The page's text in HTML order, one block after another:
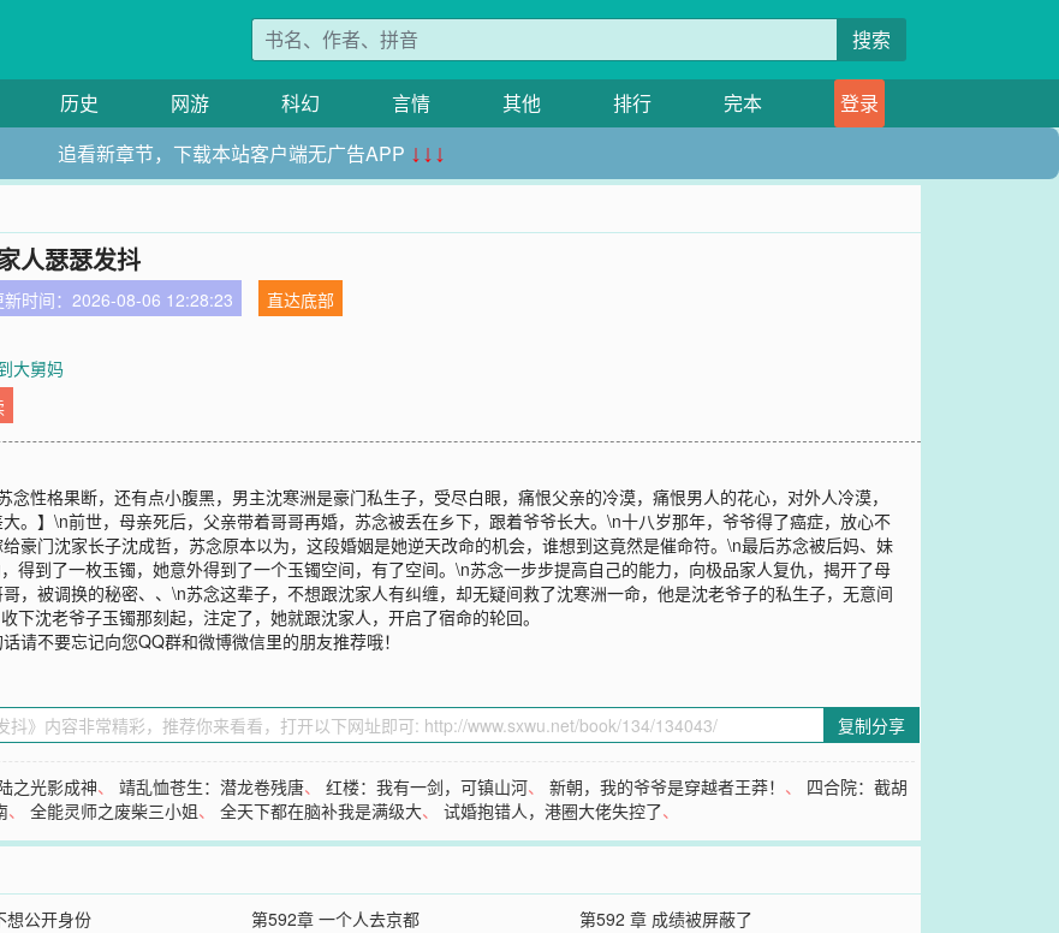
搜索
历史 网游 科幻 言情 其他 排行 完本
登录
追看新章节，下载本站客户端无广告APP ↓↓↓
人瑟瑟发抖
新时间：2026-08-06 12:28:23
直达底部
大舅妈
念性格果断，还有点小腹黑，男主沈寒洲是豪门私生子，受尽白眼，痛恨父亲的冷漠，痛恨男人的花心，对外人冷漠，
。】\n前世，母亲死后，父亲带着哥哥再婚，苏念被丢在乡下，跟着爷爷长大。\n十八岁那年，爷爷得了癌症，放心不
豪门沈家长子沈成哲，苏念原本以为，这段婚姻是她逆天改命的机会，谁想到这竟然是催命符。\n最后苏念被后妈、妹
得到了一枚玉镯，她意外得到了一个玉镯空间，有了空间。\n苏念一步步提高自己的能力，向极品家人复仇，揭开了母
，被调换的秘密、、\n苏念这辈子，不想跟沈家人有纠缠，却无疑间救了沈寒洲一命，他是沈老爷子的私生子，无意间
沈老爷子玉镯那刻起，注定了，她就跟沈家人，开启了宿命的轮回。
请不要忘记向您QQ群和微博微信里的朋友推荐哦！
复制分享
之光影成神、靖乱恤苍生：潜龙卷残唐、红楼：我有一剑，可镇山河、新朝，我的爷爷是穿越者王莽！ 、 四合院：截胡
、全能灵师之废柴三小姐、全天下都在脑补我是满级大、试婚抱错人，港圈大佬失控了、
想公开身份 第592章 一个人去京都
第592 章 成绩被屏蔽了